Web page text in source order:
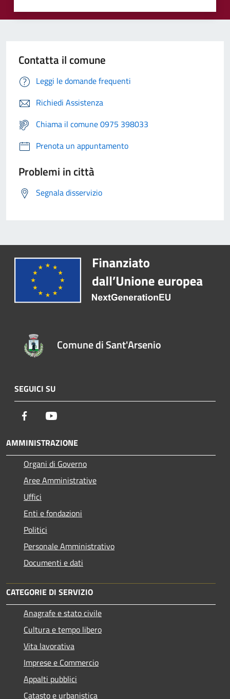
Contatta il comune
Leggi le domande frequenti
Richiedi Assistenza
Chiama il comune 0975 398033
Prenota un appuntamento
Problemi in città
Segnala disservizio
Comune di Sant'Arsenio
SEGUICI SU
Facebook
AMMINISTRAZIONE
Organi di Governo
Aree Amministrative
Uffici
Enti e fondazioni
Politici
Personale Amministrativo
Documenti e dati
CATEGORIE DI SERVIZIO
Anagrafe e stato civile
Cultura e tempo libero
Vita lavorativa
Imprese e Commercio
Appalti pubblici
Catasto e urbanistica